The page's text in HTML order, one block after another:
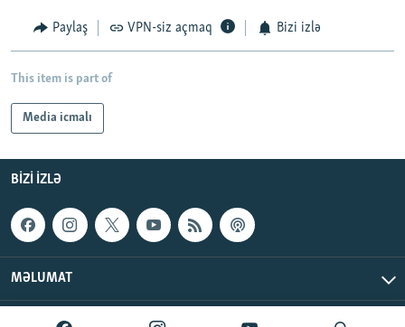
Paylaş VPN-siz açmaq Bizi izlə
This item is part of
Media icmalı
BIZI IZLƏ
MƏLUMAT